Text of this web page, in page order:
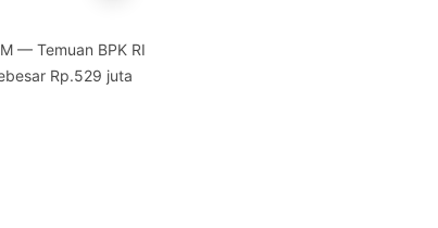
— Temuan BPK RI
Rp.529 juta